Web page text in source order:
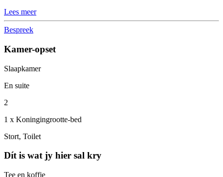
Lees meer
Bespreek
Kamer-opset
Slaapkamer
En suite
2
1 x Koningingrootte-bed
Stort, Toilet
Dít is wat jy hier sal kry
Tee en koffie